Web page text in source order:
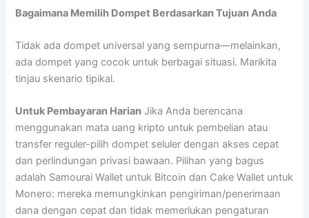
Bagaimana Memilih Dompet Berdasarkan Tujuan Anda
Tidak ada dompet universal yang sempurna—melainkan,
ada dompet yang cocok untuk berbagai situasi. Marikita
tinjau skenario tipikal.
Untuk Pembayaran Harian Jika Anda berencana
menggunakan mata uang kripto untuk pembelian atau
transfer reguler-pilih dompet seluler dengan akses cepat
dan perlindungan privasi bawaan. Pilihan yang bagus
adalah Samourai Wallet untuk Bitcoin dan Cake Wallet untuk
Monero: mereka memungkinkan pengiriman/penerimaan
dana dengan cepat dan tidak memerlukan pengaturan